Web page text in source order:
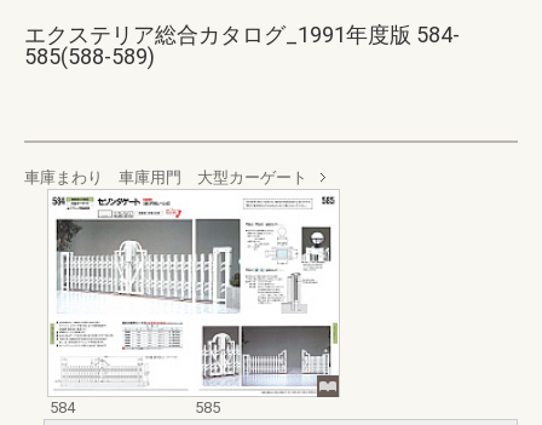
エクステリア総合カタログ_1991年度版 584-
585(588-589)
車庫まわり 車庫用門 大型カーゲート
584
585